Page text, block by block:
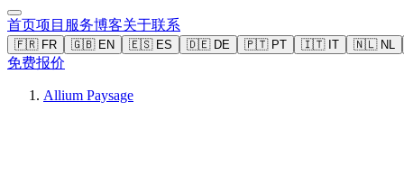
首页项目 服务博客关于联系
🇫🇷 FR 🇬🇧 EN 🇪🇸 ES 🇩🇪 DE 🇵🇹 PT 🇮🇹 IT 🇳🇱 NL
免费报价
Allium Paysage